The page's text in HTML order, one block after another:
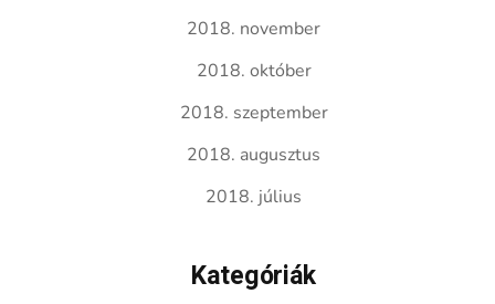
2018. november
2018. október
2018. szeptember
2018. augusztus
2018. július
Kategóriák